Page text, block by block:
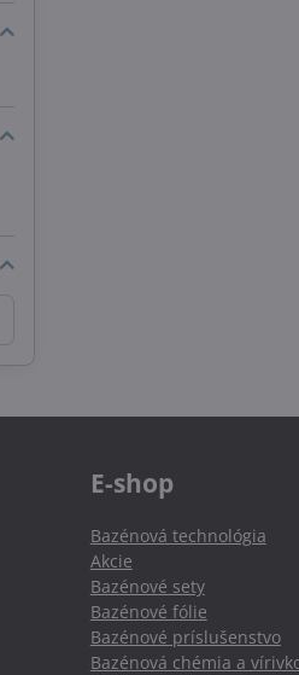
E-shop
Bazénová technológia
Akcie
Bazénové sety
Bazénové fólie
Bazénové príslušenstvo
Bazénová chémia a